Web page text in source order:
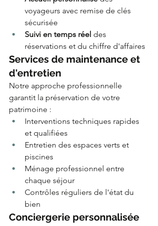
voyageurs avec remise de clés
sécurisée
Suivi en temps réel des
réservations et du chiffre d'affaires
Services de maintenance et
d'entretien
Notre approche professionnelle
garantit la préservation de votre
patrimoine :
Interventions techniques rapides
et qualifiées
Entretien des espaces verts et
piscines
Ménage professionnel entre
chaque séjour
Contrôles réguliers de l'état du
bien
Conciergerie personnalisée